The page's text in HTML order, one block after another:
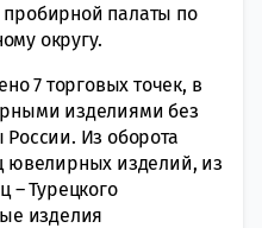
палаты по
округу.
7 торговых точек, в
изделиями без
Из оборота
ювелирных изделий, из
– Турецкого
изделия